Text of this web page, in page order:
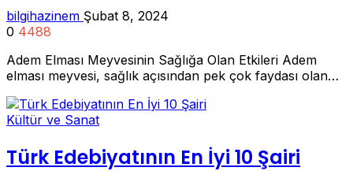
bilgihazinem Şubat 8, 2024
0 4488
Adem Elması Meyvesinin Sağlığa Olan Etkileri Adem
elması meyvesi, sağlık açısından pek çok faydası olan…
Kültür ve Sanat
Türk Edebiyatının En İyi 10 Şairi